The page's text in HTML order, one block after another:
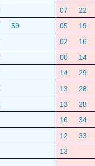
07 22
59 05 19
02 16
00 14
14 29
13 28
13 28
16 34
12 33
13